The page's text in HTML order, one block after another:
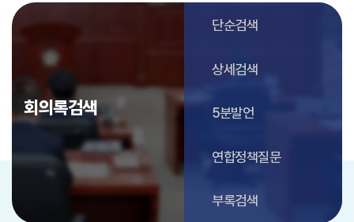
회의록검색
단순검색
상세검색
5분발언
연합정책질문
부록검색